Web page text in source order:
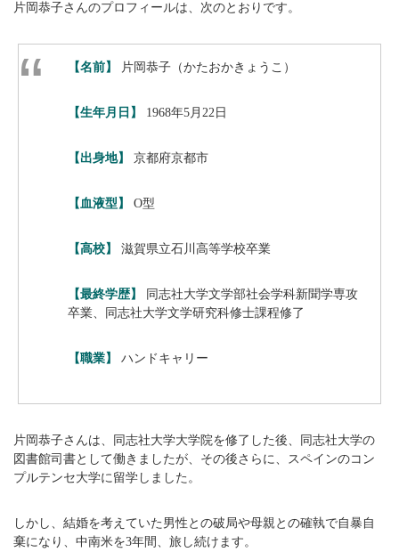
片岡恭子さんのプロフィールは、次のとおりです。
【名前】 片岡恭子（かたおかきょうこ）
【生年月日】 1968年5月22日
【出身地】 京都府京都市
【血液型】 O型
【高校】 滋賀県立石川高等学校卒業
【最終学歴】
同志社大学文学部社会学科新聞学専攻
卒業、同志社大学文学研究科修士課程修了
【職業】 ハンドキャリー
片岡恭子さんは、同志社大学大学院を修了した後、同志社大学の
図書館司書として働きましたが、その後さらに、スペインのコン
プルテンセ大学に留学しました。
しかし、結婚を考えていた男性との破局や母親との確執で自暴自
棄になり、中南米を3年間、旅し続けます。